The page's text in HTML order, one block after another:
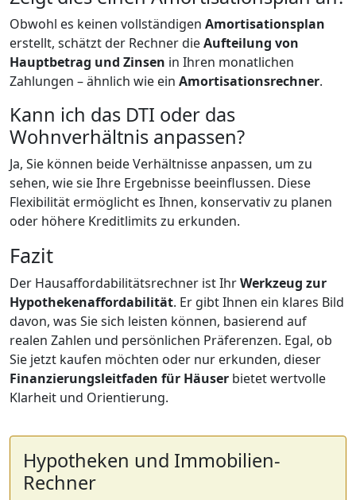
Obwohl es keinen vollständigen Amortisationsplan
erstellt, schätzt der Rechner dieAufteilung von
Hauptbetrag und Zinsen in Ihren monatlichen
Zahlungen – ähnlich wie ein Amortisationsrechner.
Kann ich das DTI oder das
Wohnverhältnis anpassen?
Ja, Sie können beide Verhältnisse anpassen, um zu
sehen, wie sie Ihre Ergebnisse beeinflussen. Diese
Flexibilität ermöglicht es Ihnen, konservativ zu planen
oder höhere Kreditlimits zu erkunden.
Fazit
Der Hausaffordabilitätsrechner ist IhrWerkzeug zur
Hypothekenaffordabilität. Er gibt Ihnen ein klares Bild
davon, was Sie sich leisten können, basierend auf
realen Zahlen und persönlichen Präferenzen. Egal, ob
Sie jetzt kaufen möchten oder nur erkunden, dieser
Finanzierungsleitfaden für Häuser bietet wertvolle
Klarheit und Orientierung.
Hypotheken und Immobilien-
Rechner